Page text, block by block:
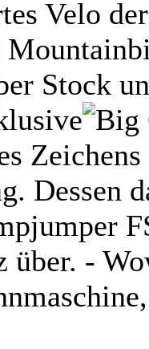
Velo
Stock
Dessen
über. -